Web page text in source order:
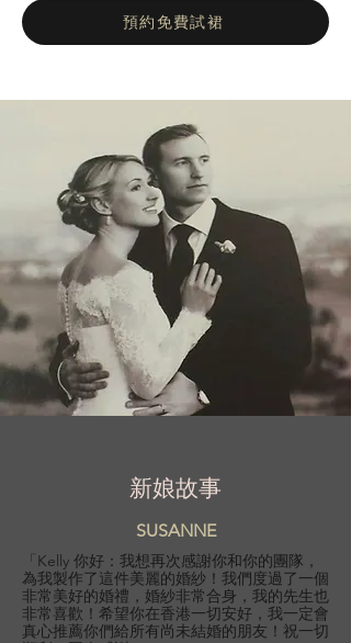
晚裝出席特殊場合，例如節慶晚會，婚禮，舞
會，雞尾酒會和紅地毯活動。
預約免費試裙
新娘故事
SUSANNE
「Kelly 你好：我想再次感謝你和你的團隊，
為我製作了這件美麗的婚紗！我們度過了一個
非常美好的婚禮，婚紗非常合身，我的先生也
非常喜歡！希望你在香港一切安好，我一定會
真心推薦你們給所有尚未結婚的朋友！祝一切